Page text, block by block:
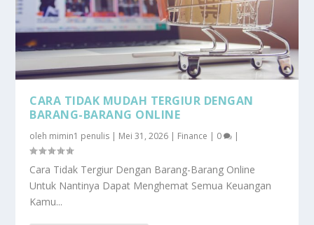
CARA TIDAK MUDAH TERGIUR DENGAN
BARANG-BARANG ONLINE
oleh mimin1 penulis Mei 31, 2026 Finance 0
Cara Tidak Tergiur Dengan Barang-Barang Online
Untuk Nantinya Dapat Menghemat Semua Keuangan
Kamu...